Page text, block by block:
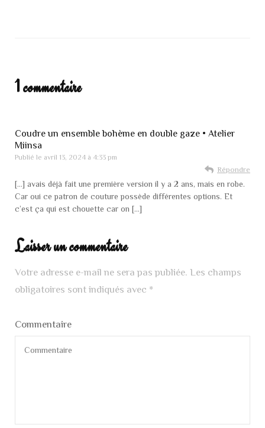
1 commentaire
Coudre un ensemble bohème en double gaze • Atelier
Miinsa
Publié le avril 13, 2024 à 4:33 pm
Répondre
[…] avais déjà fait une première version il y a 2 ans, mais en robe.
Car oui ce patron de couture possède différentes options. Et
c’est ça qui est chouette car on […]
Laisser un commentaire
Votre adresse e-mail ne sera pas publiée. Les champs
obligatoires sont indiqués avec *
Commentaire